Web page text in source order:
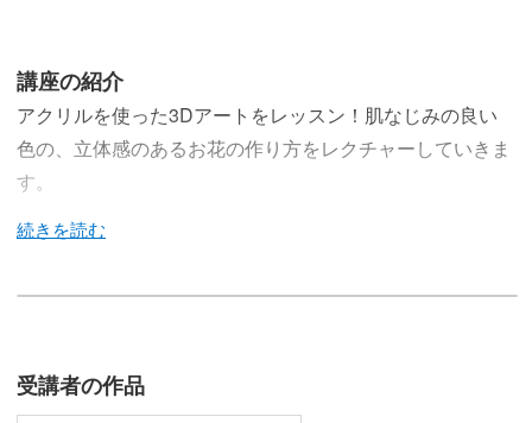
講座の紹介
アクリルを使った3Dアートをレッスン！肌なじみの良い
色の、立体感のあるお花の作り方をレクチャーしていきま
す。
さのあるお花を作っていきます。
受講者の作品